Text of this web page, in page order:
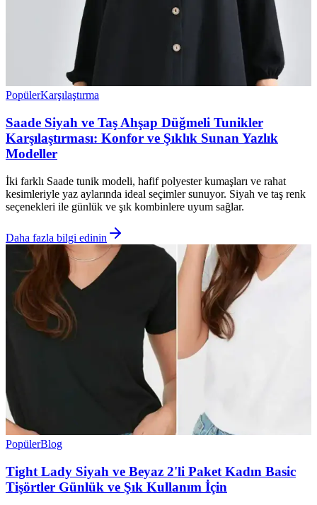
PopülerKarşılaştırma
Saade Siyah ve Taş Ahşap Düğmeli Tunikler
Karşılaştırması: Konfor ve Şıklık Sunan Yazlık
Modeller
İki farklı Saade tunik modeli, hafif polyester kumaşları ve rahat
kesimleriyle yaz aylarında ideal seçimler sunuyor. Siyah ve taş renk
seçenekleri ile günlük ve şık kombinlere uyum sağlar.
Daha fazla bilgi edinin
PopülerBlog
Tight Lady Siyah ve Beyaz 2'li Paket Kadın Basic
Tişörtler Günlük ve Şık Kullanım İçin